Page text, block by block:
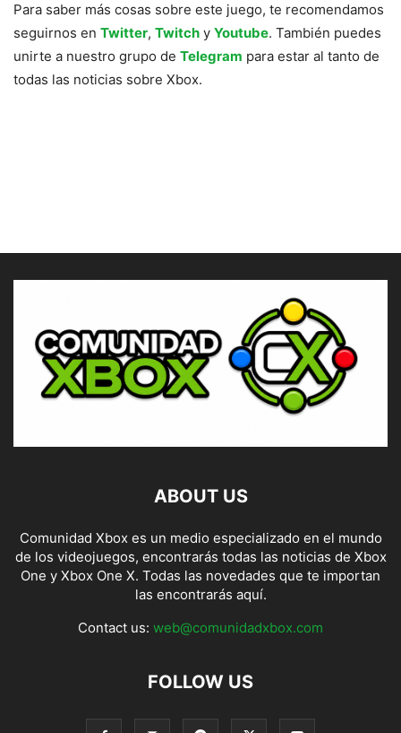
Para saber más cosas sobre este juego, te recomendamos
seguirnos en Twitter, Twitch y Youtube. También puedes
unirte a nuestro grupo de Telegram para estar al tanto de
todas las noticias sobre Xbox.
ABOUT US
Comunidad Xbox es un medio especializado en el mundo
de los videojuegos, encontrarás todas las noticias de Xbox
One y Xbox One X. Todas las novedades que te importan
las encontrarás aquí.
Contact us: web@comunidadxbox.com
FOLLOW US